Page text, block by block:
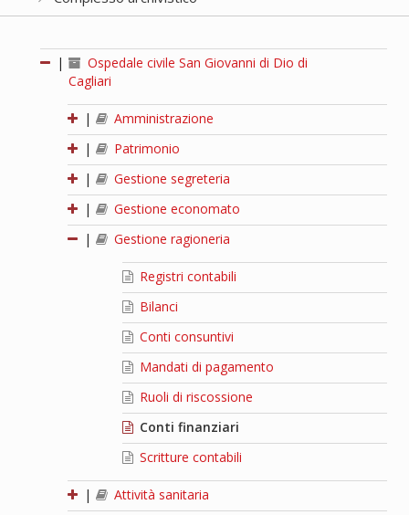
|
Ospedale civile San Giovanni di Dio di
Cagliari
|
Amministrazione
|
Patrimonio
|
Gestione segreteria
|
Gestione economato
|
Gestione ragioneria
Registri contabili
Bilanci
Conti consuntivi
Mandati di pagamento
Ruoli di riscossione
Conti finanziari
Scritture contabili
|
Attività sanitaria